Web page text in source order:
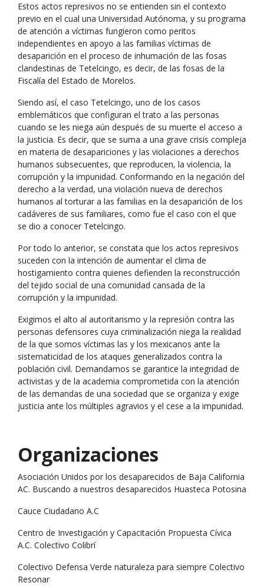
Estos actos represivos no se entienden sin el contexto
previo en el cual una Universidad Autónoma, y su programa
de atención a víctimas fungieron como peritos
independientes en apoyo a las familias víctimas de
desaparición en el proceso de inhumación de las fosas
clandestinas de Tetelcingo, es decir, de las fosas de la
Fiscalía del Estado de Morelos.
Siendo así, el caso Tetelcingo, uno de los casos
emblemáticos que configuran el trato a las personas
cuando se les niega aún después de su muerte el acceso a
la justicia. Es decir, que se suma a una grave crisis compleja
en materia de desapariciones y las violaciones a derechos
humanos subsecuentes, que reproducen, la violencia, la
corrupción y la impunidad. Conformando en la negación del
derecho a la verdad, una violación nueva de derechos
humanos al torturar a las familias en la desaparición de los
cadáveres de sus familiares, como fue el caso con el que
se dio a conocer Tetelcingo.
Por todo lo anterior, se constata que los actos represivos
suceden con la intención de aumentar el clima de
hostigamiento contra quienes defienden la reconstrucción
del tejido social de una comunidad cansada de la
corrupción y la impunidad.
Exigimos el alto al autoritarismo y la represión contra las
personas defensores cuya criminalización niega la realidad
de la que somos víctimas las y los mexicanos ante la
sistematicidad de los ataques generalizados contra la
población civil. Demandamos se garantice la integridad de
activistas y de la academia comprometida con la atención
de las demandas de una sociedad que se organiza y exige
justicia ante los múltiples agravios y el cese a la impunidad.
Organizaciones
Asociación Unidos por los desaparecidos de Baja California
AC. Buscando a nuestros desaparecidos Huasteca Potosina
Cauce Ciudadano A.C
Centro de Investigación y Capacitación Propuesta Cívica
A.C. Colectivo Colibrí
Colectivo Defensa Verde naturaleza para siempre Colectivo
Resonar